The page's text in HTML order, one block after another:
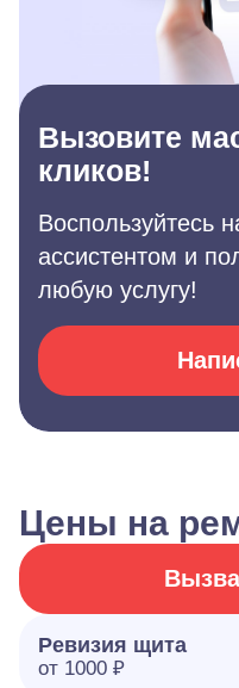
Вызовите
кликов!
Воспользуйтесь
ассистентом и
любую услугу!
Цены на
Ревизия щита
от 1000 ₽